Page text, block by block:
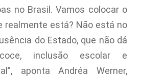
no Brasil. Vamos colocar o
realmente está? Não está no
do Estado, que não dá
inclusão escolar e
aponta Andréa Werner,